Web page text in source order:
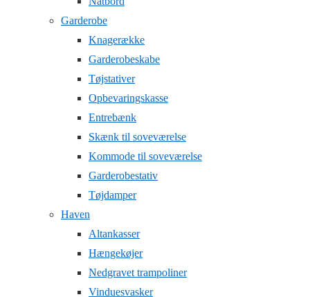
Garderobe
Knagerække
Garderobeskabe
Tøjstativer
Opbevaringskasse
Entrebænk
Skænk til soveværelse
Kommode til soveværelse
Garderobestativ
Tøjdamper
Haven
Altankasser
Hængekøjer
Nedgravet trampoliner
Vinduesvasker